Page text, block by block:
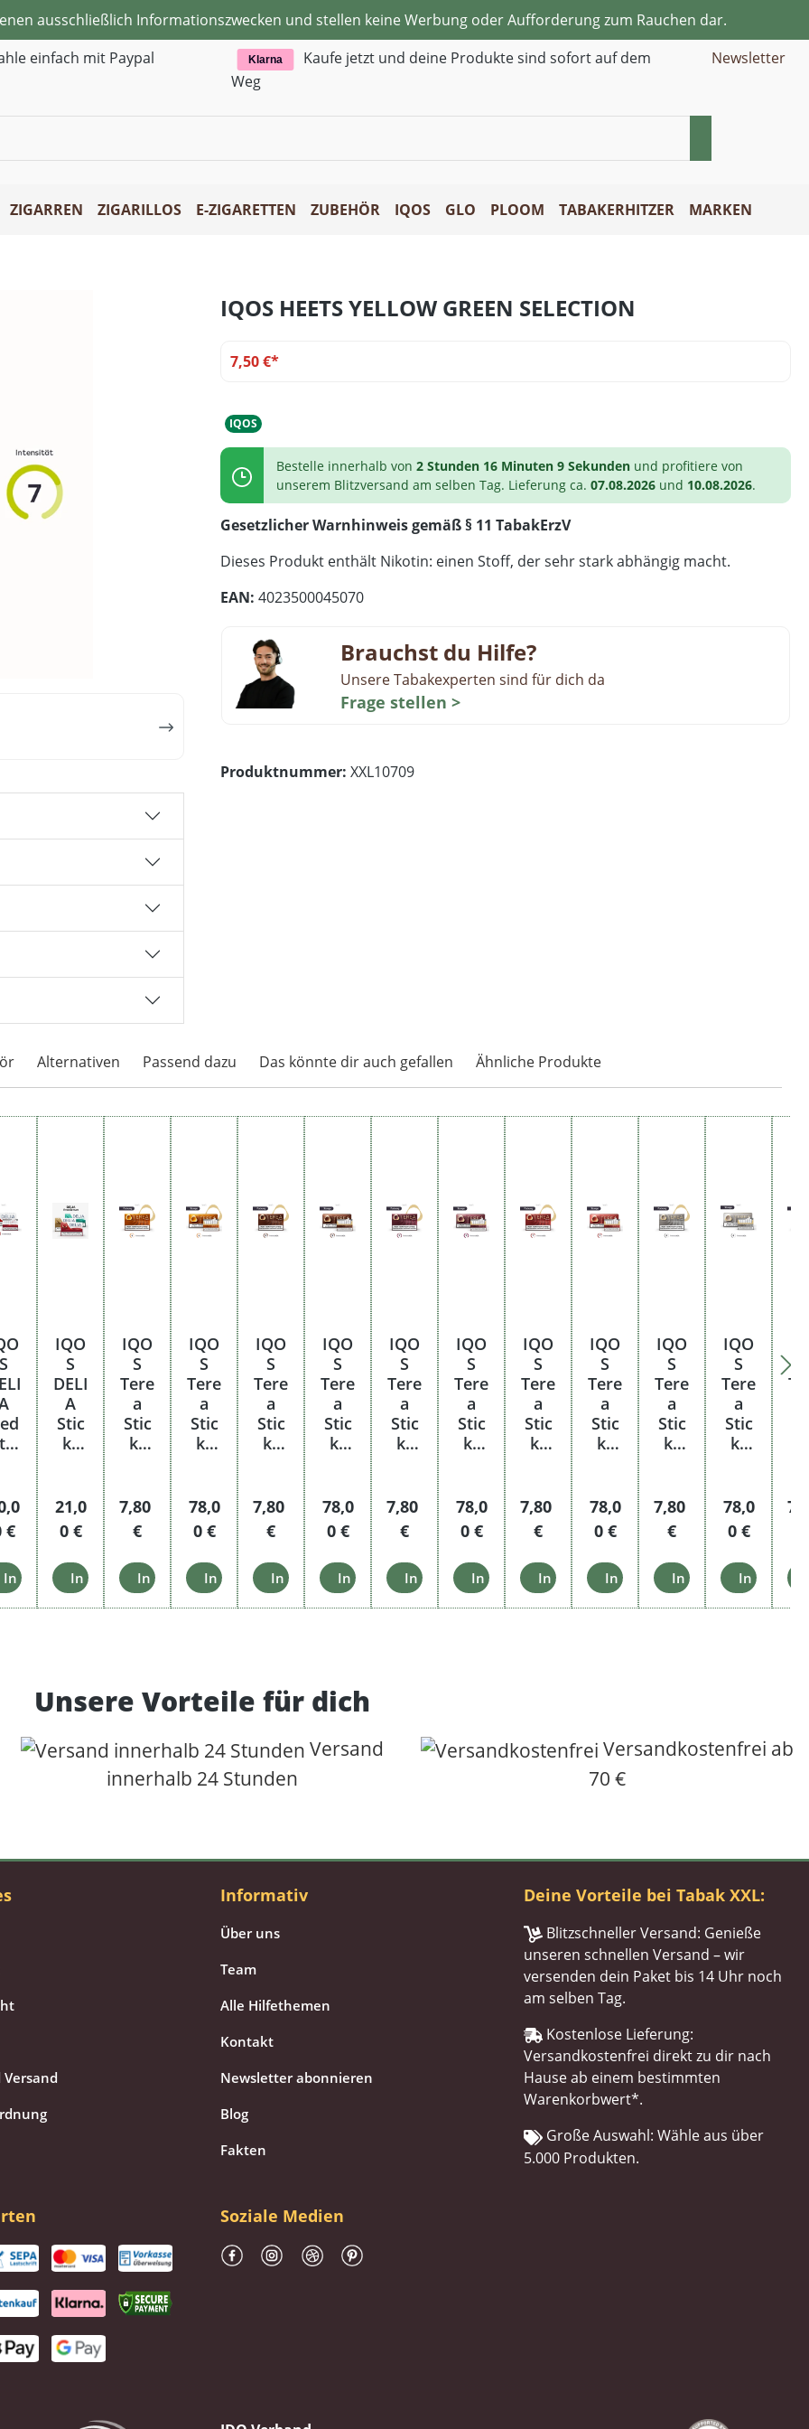
ausschließlich Informationszwecken und stellen keine Werbung oder Aufforderung zum Rauchen dar.
einfach mit Paypal Klarna
Kaufe jetzt und deine Produkte sind sofort auf dem
Weg
Newsletter
ZIGARREN ZIGARILLOS E-ZIGARETTEN ZUBEHÖR IQOS GLO PLOOM TABAKERHITZER MARKEN
IQOS HEETS YELLOW GREEN SELECTION
7,50 €*
IQOS
Bestelle innerhalb von 2 Stunden 16 Minuten 8 Sekunden und profitiere von
unserem Blitzversand am selben Tag. Lieferung ca. 07.08.2026 und 10.08.2026.
Gesetzlicher Warnhinweis gemäß § 11 TabakErzV
Dieses Produkt enthält Nikotin: einen Stoff, der sehr stark abhängig macht.
EAN: 4023500045070
Brauchst du Hilfe?
Unsere Tabakexperten sind für dich da
Frage stellen >
Produktnummer: XXL10709
Alternativen Passend dazu Das könnte dir auch gefallen Ähnliche Produkte
S
Preis:
€
In den Warenkorb
IQO
S
DELI
A
Stic
ks
set
Regulärer Preis:
21,0
0 €
In den Warenkorb
IQO
S
Tere
a
Stic
ks
Regulärer Preis:
7,80
€
In den Warenkorb
IQO
S
Tere
a
Stic
ks
Stan
ge
Regulärer Preis:
78,0
0 €
In den Warenkorb
IQO
S
Tere
a
Stic
ks
Regulärer Preis:
7,80
€
In den Warenkorb
IQO
S
Tere
a
Stic
ks
Stan
ge
Regulärer Preis:
78,0
0 €
In den Warenkorb
IQO
S
Tere
a
Stic
ks
Regulärer Preis:
7,80
€
In den Warenkorb
IQO
S
Tere
a
Stic
ks
Stan
ge
Regulärer Preis:
78,0
0 €
In den Warenkorb
IQO
S
Tere
a
Stic
ks
Regulärer Preis:
7,80
€
In den Warenkorb
IQO
S
Tere
a
Stic
ks
Stan
ge
Regulärer Preis:
78,0
0 €
In den Warenkorb
IQO
S
Tere
a
Stic
ks
Regulärer Preis:
7,80
€
In den Warenkorb
IQO
S
Tere
a
Stic
ks
Stan
ge
Regulärer
78,0
0 €
In den
Unsere Vorteile für dich
Versand
innerhalb 24 Stunden
Versandkostenfrei ab
70 €
Informativ
Über uns
Team
Alle Hilfethemen
Kontakt
Newsletter abonnieren
Blog
Fakten
Deine Vorteile bei Tabak XXL:
Blitzschneller Versand: Genieße
unseren schnellen Versand – wir
versenden dein Paket bis 14 Uhr noch
am selben Tag.
Kostenlose Lieferung:
Versandkostenfrei direkt zu dir nach
Hause ab einem bestimmten
Warenkorbwert*.
Große Auswahl: Wähle aus über
5.000 Produkten.
Soziale Medien